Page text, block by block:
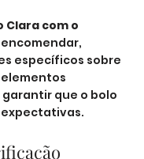
Clara com o
específicos sobre
que o bolo